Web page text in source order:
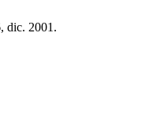
dic. 2001.